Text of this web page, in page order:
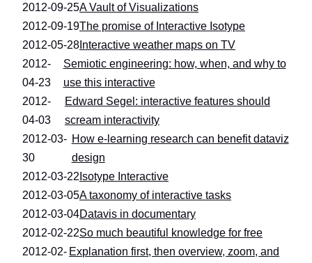
2012-09-25A Vault of Visualizations
2012-09-19The promise of Interactive Isotype
2012-05-28 Interactive weather maps on TV
2012-
04-23
Semiotic engineering: how, when, and why to
use this interactive
2012-
04-03
Edward Segel: interactive features should
scream interactivity
2012-03-
30
How e-learning research can benefit dataviz
design
2012-03-22 Isotype Interactive
2012-03-05A taxonomy of interactive tasks
2012-03-04Datavis in documentary
2012-02-22So much beautiful knowledge for free
2012-02- Explanation first, then overview, zoom, and